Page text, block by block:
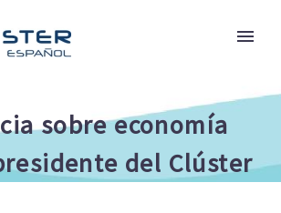
sobre economía
del Clúster